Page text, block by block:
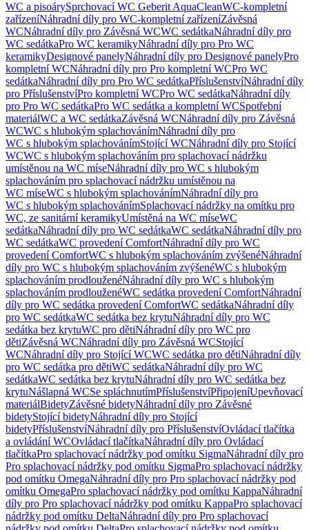
WC a pisoárySprchovací WC Geberit AquaCleanWC-kompletní
zařízeníNáhradní díly pro WC-kompletní zařízeníZávěsná
WCNáhradní díly pro Závěsná WCWC sedátkaNáhradní díly pro
WC sedátkaPro WC keramikyNáhradní díly pro Pro WC
keramikyDesignové panelyNáhradní díly pro Designové panelyPro
kompletní WCNáhradní díly pro Pro kompletní WCPro WC
sedátkaNáhradní díly pro Pro WC sedátkaPříslušenstvíNáhradní díly
pro PříslušenstvíPro kompletní WCPro WC sedátkaNáhradní díly
pro Pro WC sedátkaPro WC sedátka a kompletní WCSpotřební
materiálWC a WC sedátkaZávěsná WCNáhradní díly pro Závěsná
WCWC s hlubokým splachovánímNáhradní díly pro
WC s hlubokým splachovánímStojící WCNáhradní díly pro Stojící
WCWC s hlubokým splachováním pro splachovací nádržku
umístěnou na WC míseNáhradní díly pro WC s hlubokým
splachováním pro splachovací nádržku umístěnou na
WC míseWC s hlubokým splachovánímNáhradní díly pro
WC s hlubokým splachovánímSplachovací nádržky na omítku pro
WC, ze sanitární keramikyUmístěná na WC míseWC
sedátkaNáhradní díly pro WC sedátkaWC sedátkaNáhradní díly pro
WC sedátkaWC provedení ComfortNáhradní díly pro WC
provedení ComfortWC s hlubokým splachováním zvýšenéNáhradní
díly pro WC s hlubokým splachováním zvýšenéWC s hlubokým
splachováním prodlouženéNáhradní díly pro WC s hlubokým
splachováním prodlouženéWC sedátka provedení ComfortNáhradní
díly pro WC sedátka provedení ComfortWC sedátkaNáhradní díly
pro WC sedátkaWC sedátka bez krytuNáhradní díly pro WC
sedátka bez krytuWC pro dětiNáhradní díly pro WC pro
dětiZávěsná WCNáhradní díly pro Závěsná WCStojící
WCNáhradní díly pro Stojící WCWC sedátka pro dětiNáhradní díly
pro WC sedátka pro dětiWC sedátkaNáhradní díly pro WC
sedátkaWC sedátka bez krytuNáhradní díly pro WC sedátka bez
krytuNášlapná WCSe spláchnutímPříslušenstvíPřipojeníUpevňovací
materiálBidetyZávěsné bidetyNáhradní díly pro Závěsné
bidetyStojící bidetyNáhradní díly pro Stojící
bidetyPříslušenstvíNáhradní díly pro PříslušenstvíOvládací tlačítka
a ovládání WCOvládací tlačítkaNáhradní díly pro Ovládací
tlačítkaPro splachovací nádržky pod omítku SigmaNáhradní díly pro
Pro splachovací nádržky pod omítku SigmaPro splachovací nádržky
pod omítku OmegaNáhradní díly pro Pro splachovací nádržky pod
omítku OmegaPro splachovací nádržky pod omítku KappaNáhradní
díly pro Pro splachovací nádržky pod omítku KappaPro splachovací
nádržky pod omítku DeltaNáhradní díly pro Pro splachovací